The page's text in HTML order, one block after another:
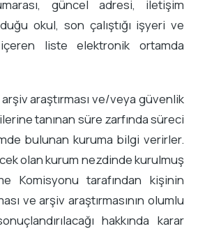
güncel adresi, iletişim
okul, son çalıştığı işyeri ve
liste elektronik ortamda
araştırması ve/veya güvenlik
tanınan süre zarfında süreci
bulunan kuruma bilgi verirler.
olan kurum nezdinde kurulmuş
Komisyonu tarafından kişinin
ve arşiv araştırmasının olumlu
hakkında karar